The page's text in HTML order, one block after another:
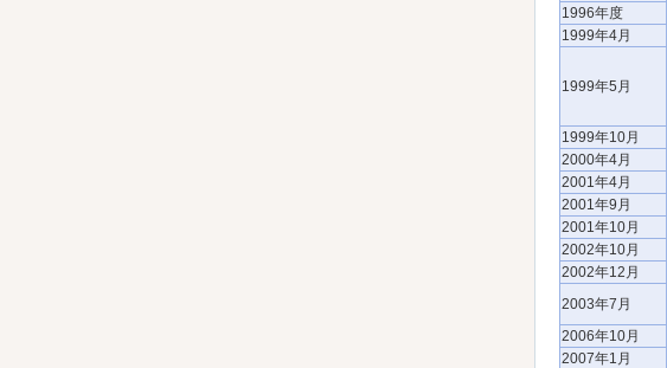
1996年度
1999年4月
1999年5月
1999年10月
2000年4月
2001年4月
2001年9月
2001年10月
2002年10月
2002年12月
2003年7月
2006年10月
2007年1月